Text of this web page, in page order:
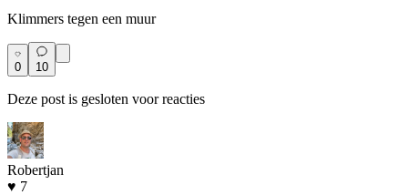
Klimmers tegen een muur
0 10
Deze post is gesloten voor reacties
Robertjan
♥ 7